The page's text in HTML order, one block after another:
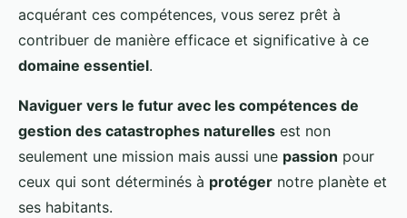
acquérant ces compétences, vous serez prêt à
contribuer de manière efficace et significative à ce
domaine essentiel.
Naviguer vers le futur avec les compétences de
gestion des catastrophes naturelles est non
seulement une mission mais aussi une passion pour
ceux qui sont déterminés à protéger notre planète et
ses habitants.